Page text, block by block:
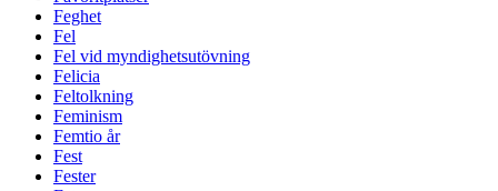
Feghet
Fel
Fel vid myndighetsutövning
Felicia
Feltolkning
Feminism
Femtio år
Fest
Fester